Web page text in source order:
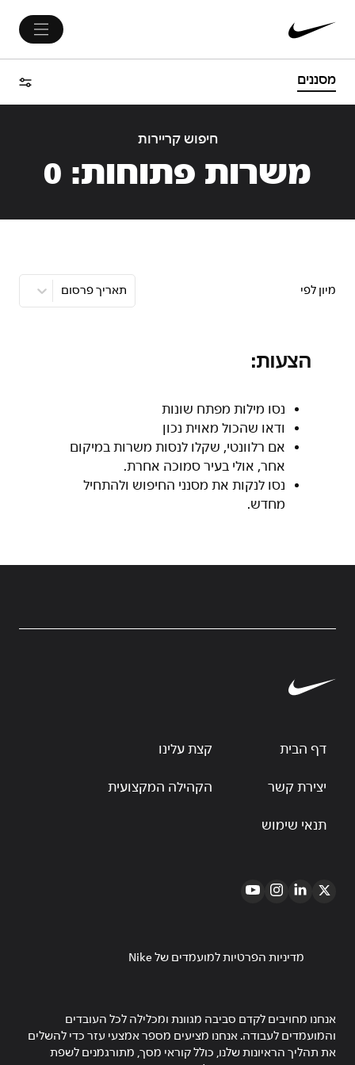
מסננים
חיפוש קריירות
משרות פתוחות: 0
מיון לפי תאריך פרסום
הצעות:
נסו מילות מפתח שונות
ודאו שהכול מאוית נכון
אם רלוונטי, שקלו לנסות משרות במיקום
אחר, אולי בעיר סמוכה אחרת.
נסו לנקות את מסנני החיפוש ולהתחיל
מחדש.
דף הבית קצת עלינו
יצירת קשר הקהילה המקצועית
תנאי שימוש
מדיניות הפרטיות למועמדים של Nike
אנחנו מחויבים לקדם סביבה מגוונת ומכלילה לכל העובדים
והמועמדים לעבודה. אנחנו מציעים מספר אמצעי עזר כדי להשלים
את תהליך הראיונות שלנו, כולל קוראי מסך, מתורגמנים לשפת